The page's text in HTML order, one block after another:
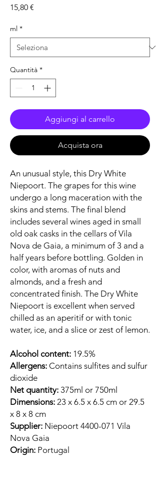
15,80 €
ml *
Quantità *
Aggiungi al carrello
Acquista ora
An unusual style, this Dry White
Niepoort. The grapes for this wine
undergo a long maceration with the
skins and stems. The final blend
includes several wines aged in small
old oak casks in the cellars of Vila
Nova de Gaia, a minimum of 3 and a
half years before bottling. Golden in
color, with aromas of nuts and
almonds, and a fresh and
concentrated finish. The Dry White
Niepoort is excellent when served
chilled as an aperitif or with tonic
water, ice, and a slice or zest of lemon.
Alcohol content: 19.5%
Allergens: Contains sulfites and sulfur
dioxide
Net quantity: 375ml or 750ml
Dimensions: 23 x 6.5 x 6.5 cm or 29.5
x 8 x 8 cm
Supplier: Niepoort 4400-071 Vila
Nova Gaia
Origin: Portugal